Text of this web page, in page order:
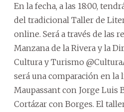
En la fecha, a las 18:00,
del tradicional Taller de
online. Será a través de las
Manzana de la Rivera y la
Cultura y Turismo
será una comparación en la
Maupassant con Jorge Luis
Cortázar con Borges. El